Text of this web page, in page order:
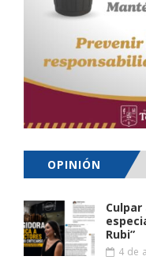
OPINIÓN
Rubi”
4 de